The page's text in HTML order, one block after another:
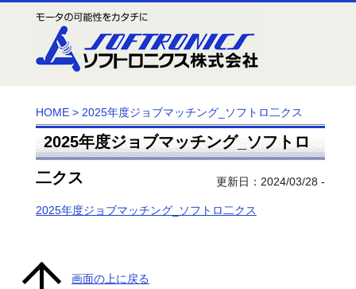
HOME> 2025年度ジョブマッチング_ソフトロ二クス
2025年度ジョブマッチング_ソフトロ
二クス 更新日：2024/03/28 -
2025年度ジョブマッチング_ソフトロ二クス
画面の上に戻る